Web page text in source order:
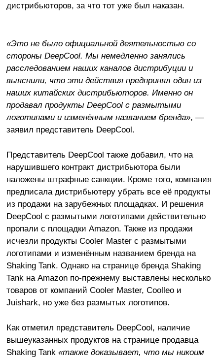
дистрибьюторов, за что тот уже был наказан.
«Это не было официальной деятельностью со
стороны DeepCool. Мы немедленно занялись
расследованием наших каналов дистрибуции и
выяснили, что эти действия предпринял один из
наших китайских дистрибьюторов. Именно он
продавал продукты DeepCool с размытыми
логотипами и изменённым названием бренда», —
заявил представитель DeepCool.
Представитель DeepCool также добавил, что на
нарушившего контракт дистрибьютора были
наложены штрафные санкции. Кроме того, компания
предписала дистрибьютеру убрать все её продукты
из продажи на зарубежных площадках. И решения
DeepCool с размытыми логотипами действительно
пропали с площадки Amazon. Также из продажи
исчезли продукты Cooler Master с размытыми
логотипами и изменённым названием бренда на
Shaking Tank. Однако на странице бренда Shaking
Tank на Amazon по-прежнему выставлены несколько
товаров от компаний Cooler Master, Coolleo и
Juishark, но уже без размытых логотипов.
Как отметил представитель DeepCool, наличие
вышеуказанных продуктов на странице продавца
Shaking Tank «также доказывает, что мы никоим